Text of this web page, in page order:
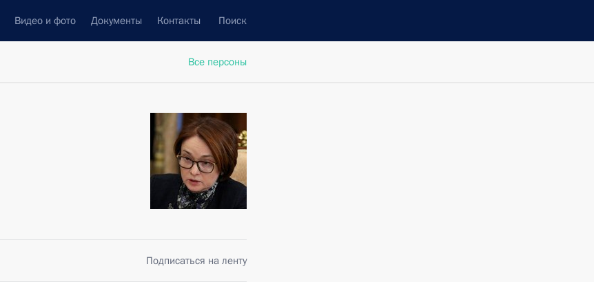
Видео и фото Документы Контакты Поиск
Все персоны
Подписаться на ленту